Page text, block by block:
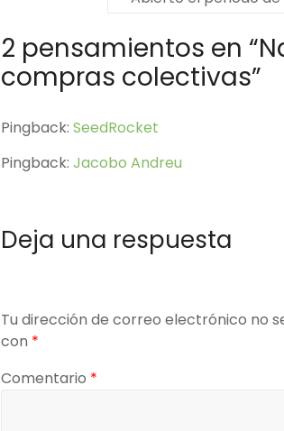
2 pensamientos en “
compras colectivas”
Pingback: SeedRocket
Pingback: Jacobo Andreu
Deja una respuesta
Tu dirección de correo electrónico no
con *
Comentario *